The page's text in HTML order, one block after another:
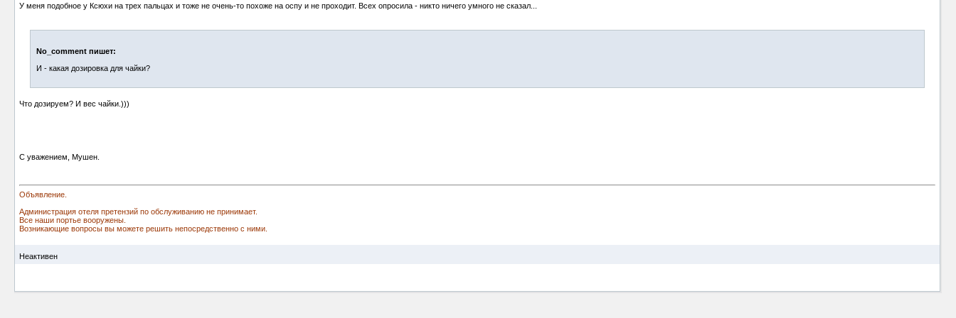
У меня подобное у Ксюхи на трех пальцах и тоже не очень-то похоже на оспу и не проходит. Всех опросила - никто ничего умного не сказал...
No_comment пишет:
И - какая дозировка для чайки?
Что дозируем? И вес чайки.)))
С уважением, Мушен.
Объявление.
Администрация отеля претензий по обслуживанию не принимает.
Все наши портье вооружены.
Возникающие вопросы вы можете решить непосредственно с ними.
Неактивен